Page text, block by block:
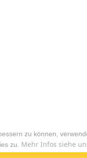
zu können,
zu. Mehr Infos siehe